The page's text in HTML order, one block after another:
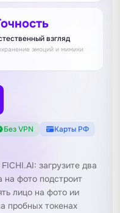
взгляд
эмоций и мимики
Без VPN Карты РФ
загрузите два
на фото подстроит
лицо на фото ии
пробных токенах